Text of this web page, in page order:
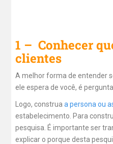
1 – Conhecer
clientes
A melhor forma de entender
ele espera de você, é
Logo, construaa persona ou
estabelecimento. Para
pesquisa. É importante ser
explicar o porque desta